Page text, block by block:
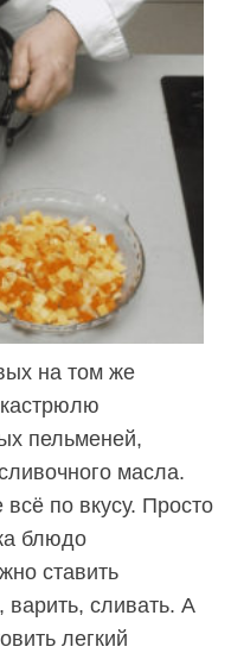
на том же
пельменей,
масла.
по вкусу. Просто
блюдо
ставить
варить, сливать. А
легкий